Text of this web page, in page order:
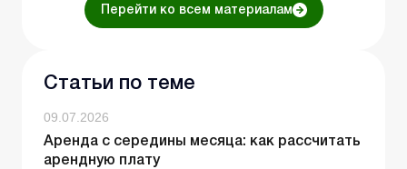
Перейти ко всем материалам
Статьи по теме
09.07.2026
Аренда с середины месяца: как рассчитать
арендную плату